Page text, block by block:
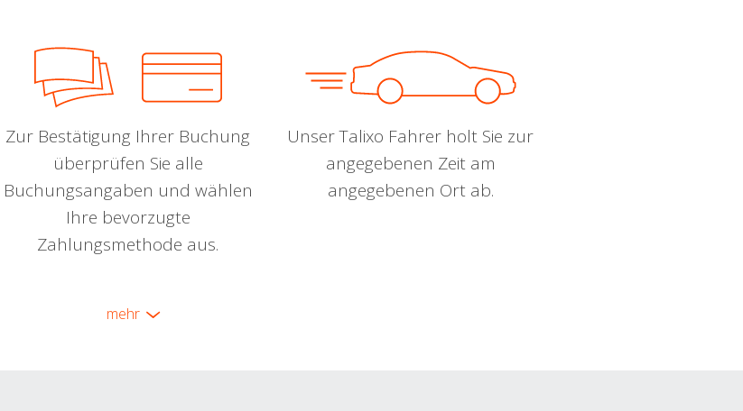
Zur Bestätigung Ihrer Buchung
überprüfen Sie alle
Buchungsangaben und wählen
Ihre bevorzugte
Zahlungsmethode aus.
Unser Talixo Fahrer holt Sie zur
angegebenen Zeit am
angegebenen Ort ab.
mehr